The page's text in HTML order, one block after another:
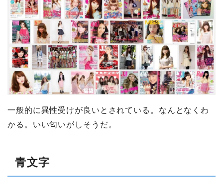
一般的に異性受けが良いとされている。なんとなくわ
かる。いい匂いがしそうだ。
青文字